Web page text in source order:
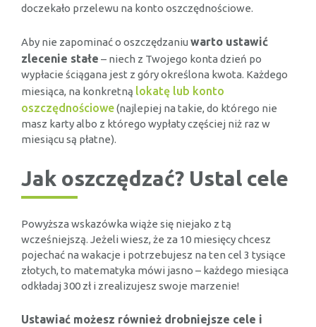
doczekało przelewu na konto oszczędnościowe.
Aby nie zapominać o oszczędzaniu warto ustawić
zlecenie stałe – niech z Twojego konta dzień po
wypłacie ściągana jest z góry określona kwota. Każdego
miesiąca, na konkretną lokatę lub konto
oszczędnościowe(najlepiej na takie, do którego nie
masz karty albo z którego wypłaty częściej niż raz w
miesiącu są płatne).
Jak oszczędzać? Ustal cele
Powyższa wskazówka wiąże się niejako z tą
wcześniejszą. Jeżeli wiesz, że za 10 miesięcy chcesz
pojechać na wakacje i potrzebujesz na ten cel 3 tysiące
złotych, to matematyka mówi jasno – każdego miesiąca
odkładaj 300 zł i zrealizujesz swoje marzenie!
Ustawiać możesz również drobniejsze cele i